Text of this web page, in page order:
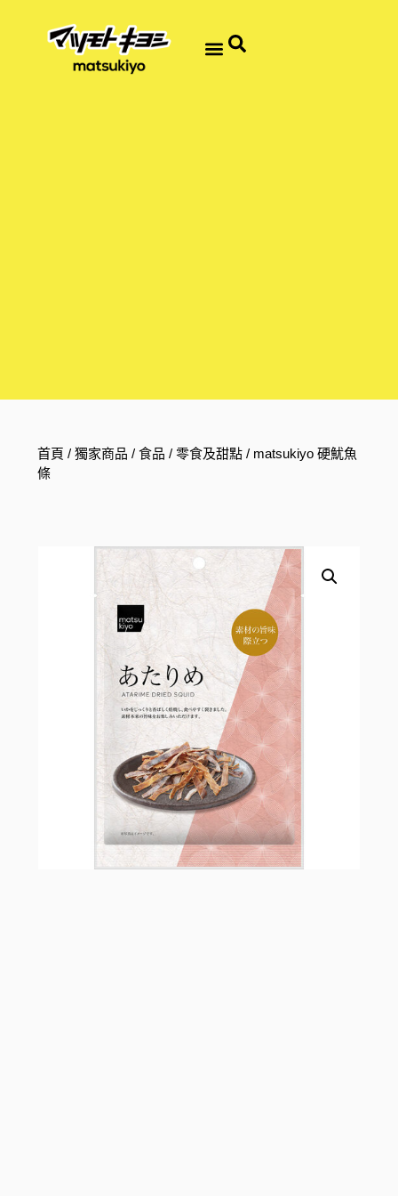
首頁 /獨家商品 /食品 /零食及甜點 / matsukiyo 硬魷魚
條